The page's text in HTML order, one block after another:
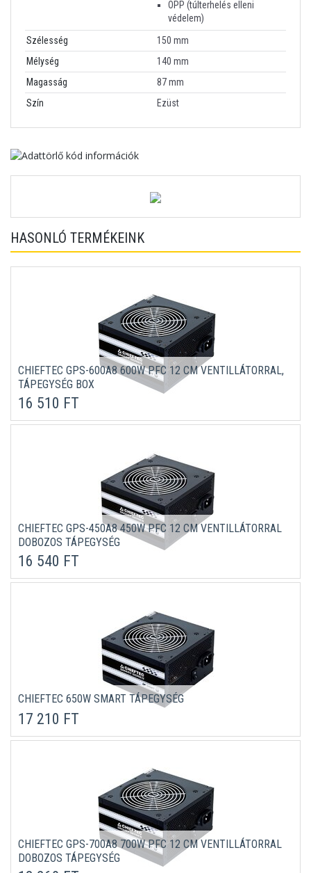
OPP (túlterhelés elleni
védelem)
Szélesség
150 mm
Mélység
140 mm
Magasság
87 mm
Szín
Ezüst
HASONLÓ TERMÉKEINK
CHIEFTEC GPS-600A8 600W PFC 12 CM VENTILLÁTORRAL,
TÁPEGYSÉG BOX
16 510 FT
CHIEFTEC GPS-450A8 450W PFC 12 CM VENTILLÁTORRAL
DOBOZOS TÁPEGYSÉG
16 540 FT
CHIEFTEC 650W SMART TÁPEGYSÉG
17 210 FT
CHIEFTEC GPS-700A8 700W PFC 12 CM VENTILLÁTORRAL
DOBOZOS TÁPEGYSÉG